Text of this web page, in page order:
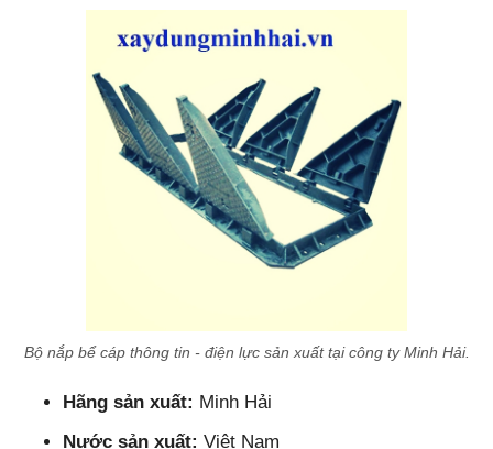
Bộ nắp bể cáp thông tin - điện lực sản xuất tại công ty Minh Hải.
Hãng sản xuất: Minh Hải
Nước sản xuất: Việt Nam